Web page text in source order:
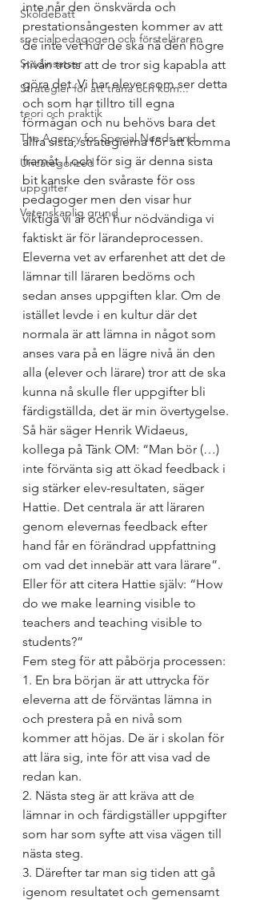
Skoldebatt
specialpedagogen och försteläraren
Stödinsatser
Strategier för att träna och kom...
teori och praktik
The Agency for Special Needs and...
Uncategorized
uppgifter
Vetenskaplig grund
inte når den önskvärda och
prestationsångesten kommer av att
de inte vet hur de ska nå den högre
nivån trots att de tror sig kapabla att
göra det. Vi har elever som ser detta
och som har tilltro till egna
förmågan och nu behövs bara det
allra sista, strategierna för att komma
framåt. I och för sig är denna sista
bit kanske den svåraste för oss
pedagoger men den visar hur
viktiga vi är och hur nödvändiga vi
faktiskt är för lärandeprocessen.
Eleverna vet av erfarenhet att det de
lämnar till läraren bedöms och
sedan anses uppgiften klar. Om de
istället levde i en kultur där det
normala är att lämna in något som
anses vara på en lägre nivå än den
alla (elever och lärare) tror att de ska
kunna nå skulle fler uppgifter bli
färdigställda, det är min övertygelse.
Så här säger Henrik Widaeus,
kollega på Tänk OM: “Man bör (…)
inte förvänta sig att ökad feedback i
sig stärker elev-resultaten, säger
Hattie. Det centrala är att läraren
genom elevernas feedback efter
hand får en förändrad uppfattning
om vad det innebär att vara lärare”.
Eller för att citera Hattie själv: “How
do we make learning visible to
teachers and teaching visible to
students?”
Fem steg för att påbörja processen:
1. En bra början är att uttrycka för
eleverna att de förväntas lämna in
och prestera på en nivå som
kommer att höjas. De är i skolan för
att lära sig, inte för att visa vad de
redan kan.
2. Nästa steg är att kräva att de
lämnar in och färdigställer uppgifter
som har som syfte att visa vägen till
nästa steg.
3. Därefter tar man sig tiden att gå
igenom resultatet och gemensamt